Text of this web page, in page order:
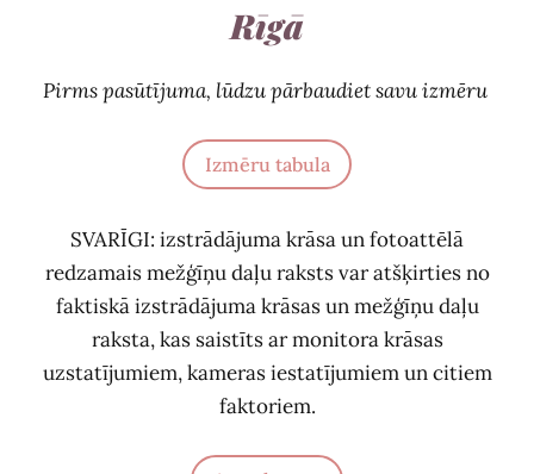
Rīgā
Pirms pasūtījuma, lūdzu pārbaudiet savu izmēru
Izmēru tabula
SVARĪGI: izstrādājuma krāsa un fotoattēlā
redzamais mežģīņu daļu raksts var atšķirties no
faktiskā izstrādājuma krāsas un mežģīņu daļu
raksta, kas saistīts ar monitora krāsas
uzstatījumiem, kameras iestatījumiem un citiem
faktoriem.